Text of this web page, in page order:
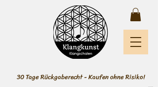
30 Tage Rückgaberecht - Kaufen ohne Risiko!